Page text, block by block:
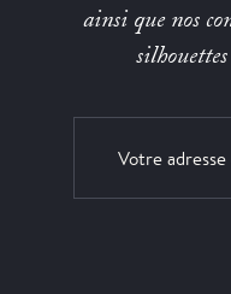
ainsi que nos